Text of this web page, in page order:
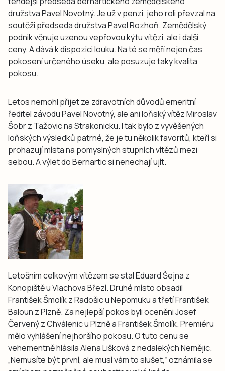
družstva Pavel Novotný. Je už v penzi, jeho roli převzal na
soutěži předseda družstva Pavel Rozhoň. Zemědělský
podnik věnuje uzenou vepřovou kýtu vítězi, ale i další
ceny. A dává k dispozici louku. Na té se měří nejen čas
pokosení určeného úseku, ale posuzuje taky kvalita
pokosu.
Letos nemohl přijet ze zdravotních důvodů emeritní
ředitel závodu Pavel Novotný, ale ani loňský vítěz Miroslav
Šobr z Tažovic na Strakonicku. I tak bylo z vyvěšených
loňských výsledků patrné, že je tu několik favoritů, kteří si
prohazují místa na pomyslných stupních vítězů mezi
sebou. A výlet do Bernartic si nenechají ujít.
Letošním celkovým vítězem se stal Eduard Šejna z
Konopiště u Vlachova Březí. Druhé místo obsadil
František Šmolík z Radošic u Nepomuku a třetí František
Baloun z Plzně. Za nejlepší pokos byli oceněni Josef
Červený z Chválenic u Plzně a František Šmolík. Premiéru
mělo vyhlášení nejhoršího pokosu. O tuto cenu se
vehementně hlásila Alena Lišková z nedalekých Nemějic.
„Nemusíte být první, ale musí vám to slušet,“ oznámila se